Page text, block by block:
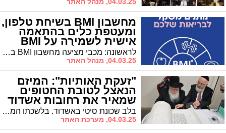
מחשבון BMI בשיחת טלפון,
ומעטפת כלים בהתאמה
אישית לשמירה על BMI
מאוזן ומשקל בריא לראשונה: מכבי מציעה מחשבון BMI בשיחת טלפון למספר 077-77-111-22 באמצעותו תוכלו לדעת האם היחס בין משקל הגוף לגובה שלכם – תקין | חברי מכבי נהנים ממעטפת כלים בהתאמה אישית לשמירה על BMI מאוזן ומשקל בריא | כל הפרטים בכתבה
04.03.25, מנהל האתר
"זעקת האותיות": המיזם
הנאצל לטובת החטופים
שמאיר את רחובות אשדוד
בלב שכונת סיטי באשדוד, בלשכתו המעוטרת של הרב הראשי לעיר, הגר"ח פינטו, נרעדו אתמול ידיו של הרב כשטבל את הקסת בדיו והשלים את האות האחרונה בספר תורה מיוחד במינו – ספר שכל כולו זעקה שקטה לשובם של החטופים וזיכרון נצחי לקדושי שמחת תורה תשפ"ד
04.03.25, מערכת האתר